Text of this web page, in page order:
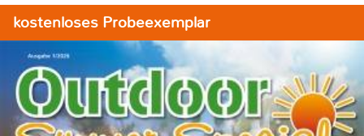
kostenloses Probeexemplar